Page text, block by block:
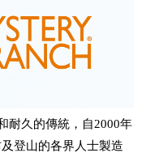
耐久的傳統，自2000年
登山的各界人士製造